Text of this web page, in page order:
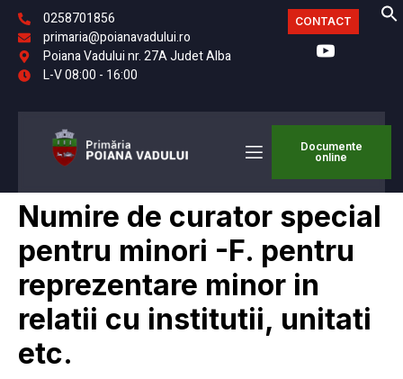
0258701856
primaria@poianavadului.ro
Poiana Vadului nr. 27A Judet Alba
L-V 08:00 - 16:00
CONTACT
Documente
online
Numire de curator special
pentru minori -F. pentru
reprezentare minor in
relatii cu institutii, unitati
etc.